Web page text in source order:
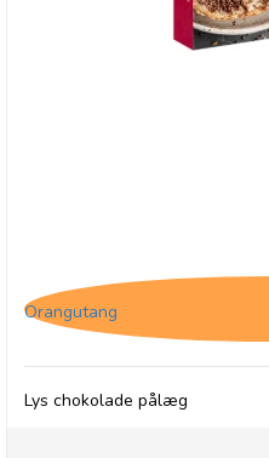
Orangutang
Lys chokolade pålæg